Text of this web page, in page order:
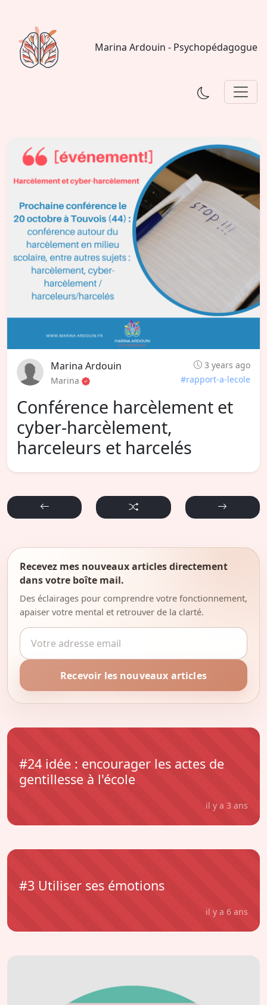
Marina Ardouin - Psychopédagogue
Marina Ardouin
3 years ago
Marina
#rapport-a-lecole
Conférence harcèlement et
cyber-harcèlement,
harceleurs et harcelés
Recevez mes nouveaux articles directement
dans votre boîte mail.
Des éclairages pour comprendre votre fonctionnement,
apaiser votre mental et retrouver de la clarté.
Adresse email
Recevoir les nouveaux articles
#24 idée : encourager les actes de
gentillesse à l'école
il y a 3 ans
#3 Utiliser ses émotions
il y a 6 ans